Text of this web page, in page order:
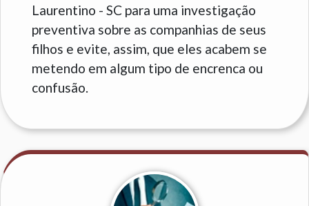
Laurentino - SC para uma investigação
preventiva sobre as companhias de seus
filhos e evite, assim, que eles acabem se
metendo em algum tipo de encrenca ou
confusão.